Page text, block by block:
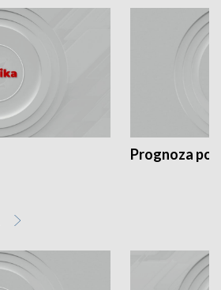
Prognoza